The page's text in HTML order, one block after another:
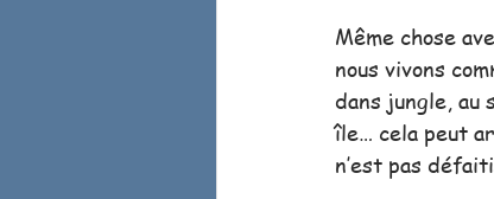
Même chose
nous vivons
dans jungle, au
île… cela peut
n’est pas